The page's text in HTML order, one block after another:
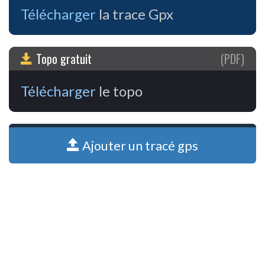
Télécharger la trace Gpx
Topo gratuit (PDF)
Télécharger le topo
Ajouter un tracé gps